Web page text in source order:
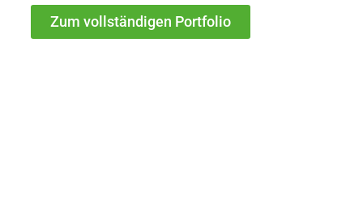
Zum vollständigen Portfolio